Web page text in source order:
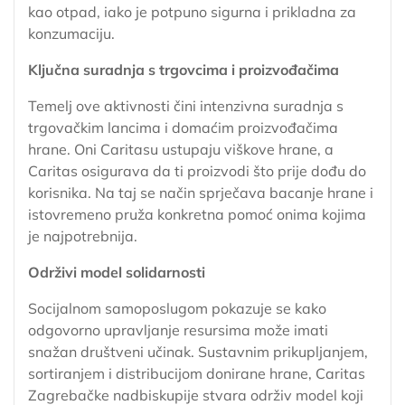
kao otpad, iako je potpuno sigurna i prikladna za
konzumaciju.
Ključna suradnja s trgovcima i proizvođačima
Temelj ove aktivnosti čini intenzivna suradnja s
trgovačkim lancima i domaćim proizvođačima
hrane. Oni Caritasu ustupaju viškove hrane, a
Caritas osigurava da ti proizvodi što prije dođu do
korisnika. Na taj se način sprječava bacanje hrane i
istovremeno pruža konkretna pomoć onima kojima
je najpotrebnija.
Održivi model solidarnosti
Socijalnom samoposlugom pokazuje se kako
odgovorno upravljanje resursima može imati
snažan društveni učinak. Sustavnim prikupljanjem,
sortiranjem i distribucijom donirane hrane, Caritas
Zagrebačke nadbiskupije stvara održiv model koji